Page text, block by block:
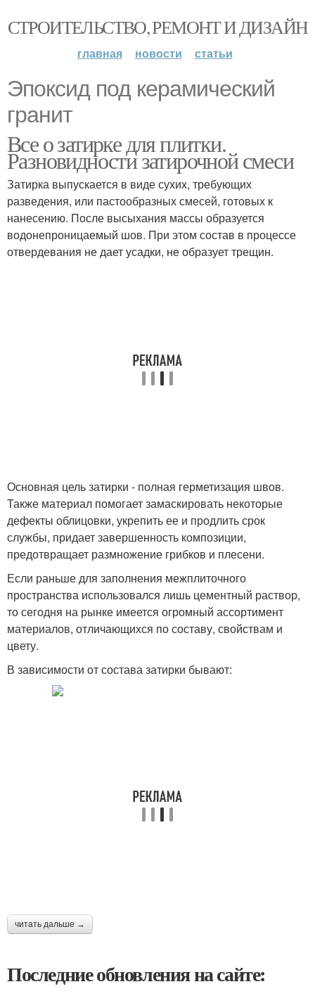
СТРОИТЕЛЬСТВО, РЕМОНТ И ДИЗАЙН
главная новости статьи
Эпоксид под керамический
гранит
Все о затирке для плитки.
Разновидности затирочной смеси
Затирка выпускается в виде сухих, требующих
разведения, или пастообразных смесей, готовых к
нанесению. После высыхания массы образуется
водонепроницаемый шов. При этом состав в процессе
отвердевания не дает усадки, не образует трещин.
Основная цель затирки - полная герметизация швов.
Также материал помогает замаскировать некоторые
дефекты облицовки, укрепить ее и продлить срок
службы, придает завершенность композиции,
предотвращает размножение грибков и плесени.
Если раньше для заполнения межплиточного
пространства использовался лишь цементный раствор,
то сегодня на рынке имеется огромный ассортимент
материалов, отличающихся по составу, свойствам и
цвету.
В зависимости от состава затирки бывают:
читать дальше →
Последние обновления на сайте: